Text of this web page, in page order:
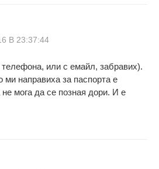
В 23:37:44
или с емайл, забравих).
ми направиха за паспорта е
мога да се позная дори. И е